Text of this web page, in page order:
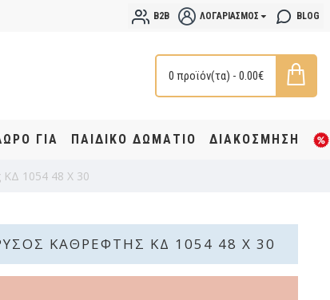
B2B ΛΟΓΑΡΙΑΣΜΌΣ BLOG
0 προϊόν(τα) - 0.00€
ΓΙΑ ΠΑΙΔΙΚΟ ΔΩΜΑΤΙΟ ΔΙΑΚΟΣΜΗΣΗ
ΚΔ 1054 48 Χ 30
ΚΑΘΡΈΦΤΗΣ ΚΔ 1054 48 Χ 30